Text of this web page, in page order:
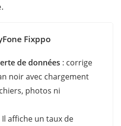
Fixppo
de données : corrige
noir avec chargement
photos ni
Il affiche un taux de